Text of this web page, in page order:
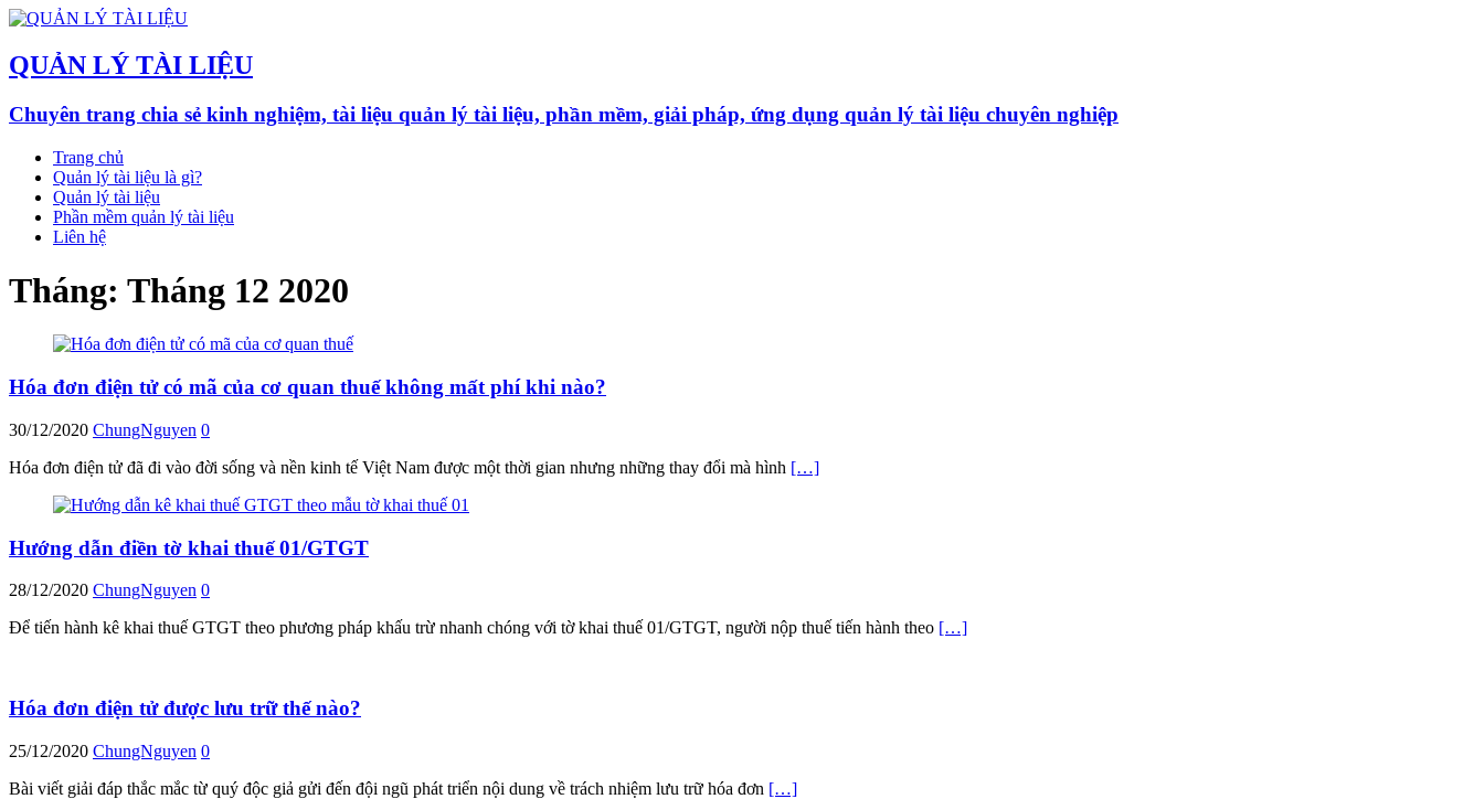
QUẢN LÝ TÀI LIỆU
Chuyên trang chia sẻ kinh nghiệm, tài liệu quản lý tài liệu, phần mềm, giải pháp, ứng dụng quản lý tài liệu chuyên nghiệp
Trang chủ
Quản lý tài liệu là gì?
Quản lý tài liệu
Phần mềm quản lý tài liệu
Liên hệ
Tháng: Tháng 12 2020
Hóa đơn điện tử có mã của cơ quan thuế không mất phí khi nào?
30/12/2020 ChungNguyen 0
Hóa đơn điện tử đã đi vào đời sống và nền kinh tế Việt Nam được một thời gian nhưng những thay đổi mà hình […]
Hướng dẫn điền tờ khai thuế 01/GTGT
28/12/2020 ChungNguyen 0
Để tiến hành kê khai thuế GTGT theo phương pháp khấu trừ nhanh chóng với tờ khai thuế 01/GTGT, người nộp thuế tiến hành theo […]
Hóa đơn điện tử được lưu trữ thế nào?
25/12/2020 ChungNguyen 0
Bài viết giải đáp thắc mắc từ quý độc giả gửi đến đội ngũ phát triển nội dung về trách nhiệm lưu trữ hóa đơn […]